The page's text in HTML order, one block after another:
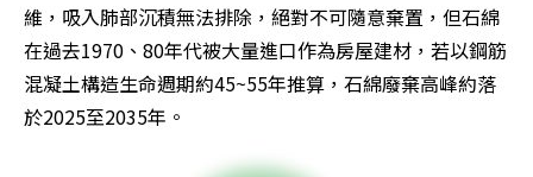
維，吸入肺部沉積無法排除，絕對不可隨意棄置，但石綿
在過去1970、80年代被大量進口作為房屋建材，若以鋼筋
混凝土構造生命週期約45~55年推算，石綿廢棄高峰約落
於2025至2035年。